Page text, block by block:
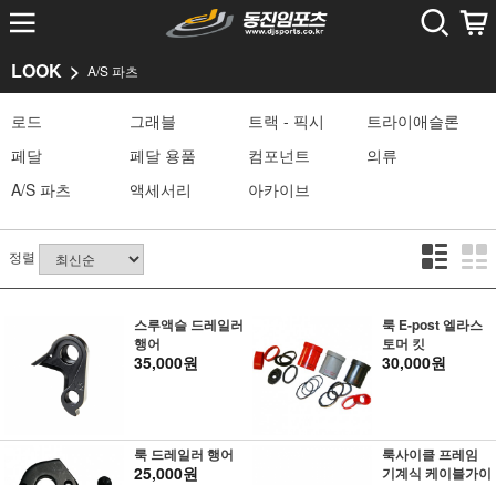
LOOK A/S 파츠
로드 그래블 트랙 - 픽시
트라이애슬론
페달
페달 용품 컴포넌트
의류
A/S 파츠
액세서리 아카이브
정렬
스루액슬 드레일러
행어
35,000원
룩 E-post 엘라스
토머 킷
30,000원
룩 드레일러 행어
25,000원
룩사이클 프레임
기계식 케이블가이